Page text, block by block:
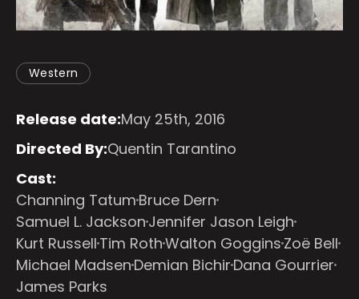
Western
Release date:May 25th, 2016
Directed By:Quentin Tarantino
Cast:
Channing Tatum Bruce Dern
Samuel L. Jackson Jennifer Jason Leigh
Kurt Russell Tim RothWalton Goggins Zoë Bell
Michael Madsen Demian Bichir Dana Gourrier
James Parks